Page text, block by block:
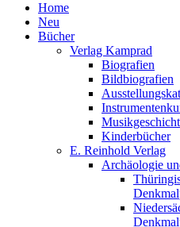
Home
Neu
Bücher
Verlag Kamprad
Biografien
Bildbiografien
Kinderbücher
E. Reinhold Verlag
Archäologie